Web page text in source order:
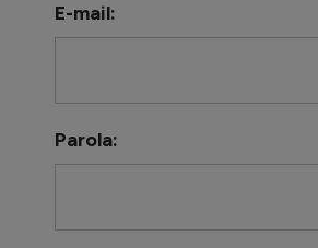
E-mail:
Parola: